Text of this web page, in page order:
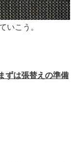
いこう。
ずは張替えの準備